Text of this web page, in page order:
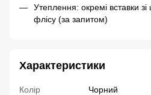
Утеплення: окремі вставки
флісу (за запитом)
Характеристики
Колір
Чорний